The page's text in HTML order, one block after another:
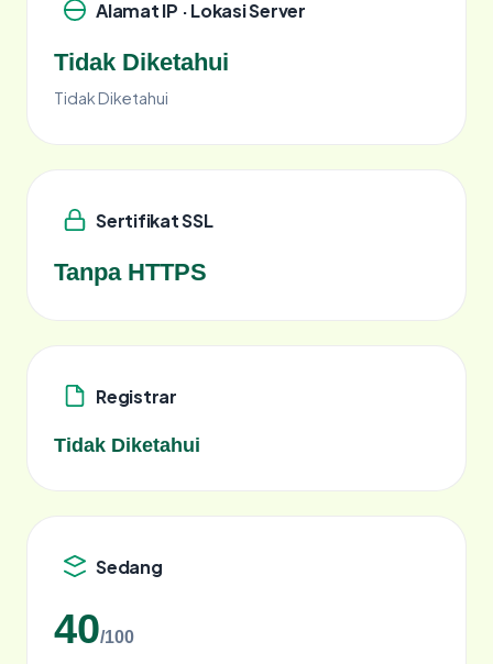
Alamat IP · Lokasi Server
Tidak Diketahui
Tidak Diketahui
Sertifikat SSL
Tanpa HTTPS
Registrar
Tidak Diketahui
Sedang
40/100